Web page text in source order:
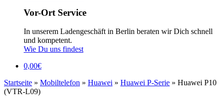
Vor-Ort Service
In unserem Ladengeschäft in Berlin beraten wir Dich schnell
und kompetent.
Wie Du uns findest
0,00€
Startseite » Mobiltelefon » Huawei » Huawei P-Serie » Huawei P10
(VTR-L09)